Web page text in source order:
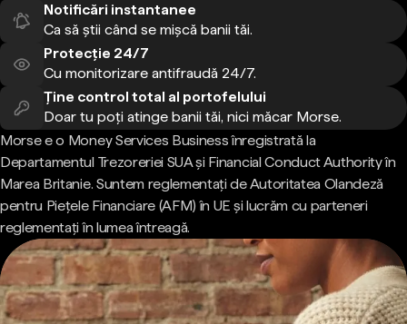
Notificări instantanee
Ca să știi când se mișcă banii tăi.
Protecție 24/7
Cu monitorizare antifraudă 24/7.
Ține control total al portofelului
Doar tu poți atinge banii tăi, nici măcar Morse.
Morse e o Money Services Business înregistrată la
Departamentul Trezoreriei SUA și Financial Conduct Authority în
Marea Britanie. Suntem reglementați de Autoritatea Olandeză
pentru Piețele Financiare (AFM) în UE și lucrăm cu parteneri
reglementați în lumea întreagă.